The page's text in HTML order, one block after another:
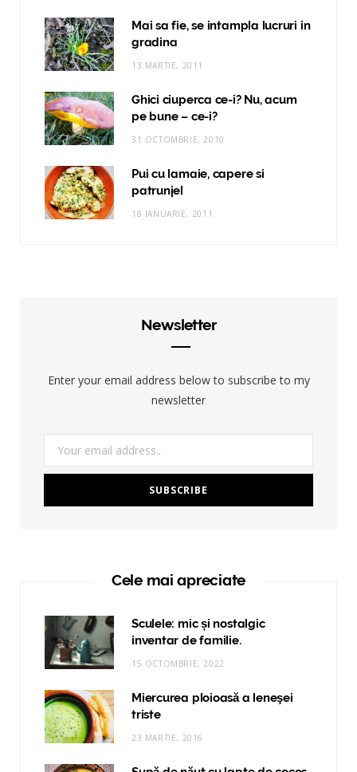
Mai sa fie, se intampla lucruri in
gradina
13 MARTIE, 2011
Ghici ciuperca ce-i? Nu, acum
pe bune – ce-i?
31 OCTOMBRIE, 2010
Pui cu lamaie, capere si
patrunjel
18 IANUARIE, 2011
Newsletter
Enter your email address below to subscribe to my
newsletter
Cele mai apreciate
Sculele: mic și nostalgic
inventar de familie.
15 OCTOMBRIE, 2022
Miercurea ploioasă a leneşei
triste
23 MARTIE, 2016